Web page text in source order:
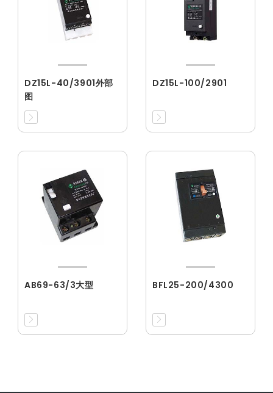
DZ15L-40/3901外部
图
DZ15L-100/2901
AB69-63/3大型 BFL25-200/4300